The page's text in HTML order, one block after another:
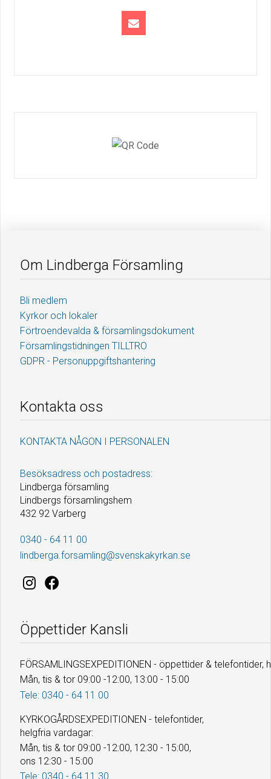
Om Lindberga Församling
Bli medlem
Kyrkor och lokaler
Förtroendevalda & församlingsdokument
Församlingstidningen TILLTRO
GDPR - Personuppgiftshantering
Kontakta oss
KONTAKTA NÅGON I PERSONALEN
Besöksadress och postadress:
Lindberga församling
Lindbergs församlingshem
432 92 Varberg
0340 - 64 11 00
lindberga.forsamling@svenskakyrkan.se
Öppettider Kansli
FÖRSAMLINGSEXPEDITIONEN - öppettider & telefontider,
Mån, tis & tor 09:00 -12:00, 13:00 - 15:00
Tele: 0340 - 64 11 00
KYRKOGÅRDSEXPEDITIONEN - telefontider,
helgfria vardagar:
Mån, tis & tor 09:00 -12:00, 12:30 - 15:00,
ons 12:30 - 15:00
Tele: 0340 - 64 11 30